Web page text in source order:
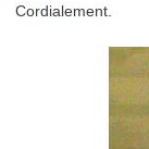
Cordialement.